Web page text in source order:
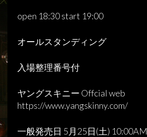
open 18:30 start 19:00
オールスタンディング
入場整理番号付
ヤングスキニー Offcial web
https://www.yangskinny.com/
一般発売日 5月25日(土) 10:00AM